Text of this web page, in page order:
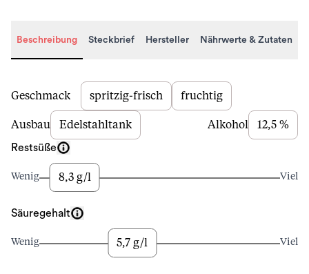
Beschreibung Steckbrief Hersteller Nährwerte & Zutaten
Beschreibung
Geschmack spritzig-frisch fruchtig
Ausbau Edelstahltank Alkohol 12,5 %
Restsüße
Wenig 8,3 g/l Viel
Säuregehalt
Wenig 5,7 g/l Viel